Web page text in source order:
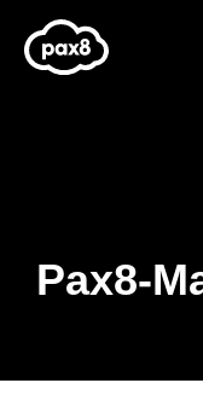
Inhalt
springen
Pax8-